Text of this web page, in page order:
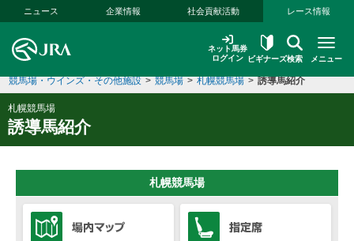
本文へ移動する
ニュース 企業情報 社会貢献活動 レース情報
ネット馬券
ログイン
ビギナーズ検索 メニュー
競馬場・ウインズ・その他施設 > 競馬場 > 札幌競馬場 > 誘導馬紹介
札幌競馬場
誘導馬紹介
札幌競馬場